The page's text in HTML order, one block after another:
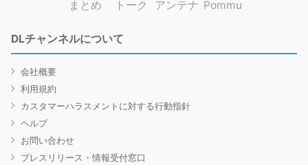
まとめ トーク アンテナ Pommu
DLチャンネルについて
会社概要
利用規約
カスタマーハラスメントに対する行動指針
ヘルプ
お問い合わせ
プレスリリース・情報受付窓口